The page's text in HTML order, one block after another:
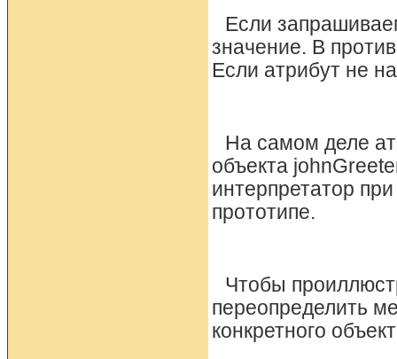
Если
значение. В
Если атрибут не
На самом деле
объекта
интерпретатор
прототипе.
Чтобы
переопределить
конкретного